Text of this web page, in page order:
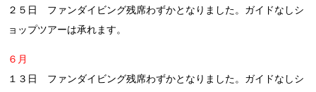
２５日 ファンダイビング残席わずかとなりました。ガイドなしシ
ョップツアーは承れます。
６月
１３日 ファンダイビング残席わずかとなりました。ガイドなしシ